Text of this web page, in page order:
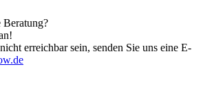
Beratung?
erreichbar sein, senden Sie uns eine E-